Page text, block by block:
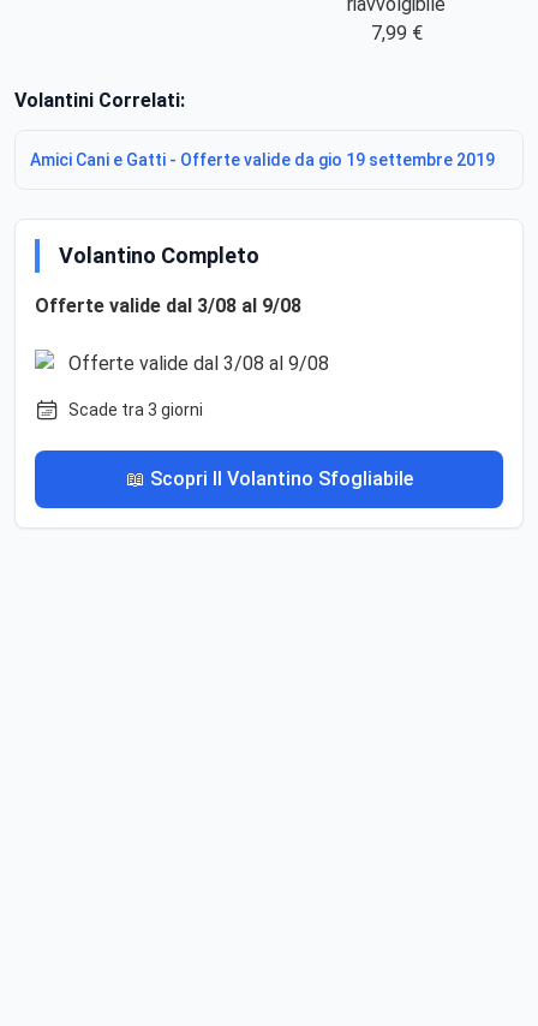
riavvolgibile
7,99 €
Volantini Correlati:
Amici Cani e Gatti - Offerte valide da gio 19 settembre 2019
Volantino Completo
Offerte valide dal 3/08 al 9/08
Scade tra 3 giorni
📖 Scopri Il Volantino Sfogliabile